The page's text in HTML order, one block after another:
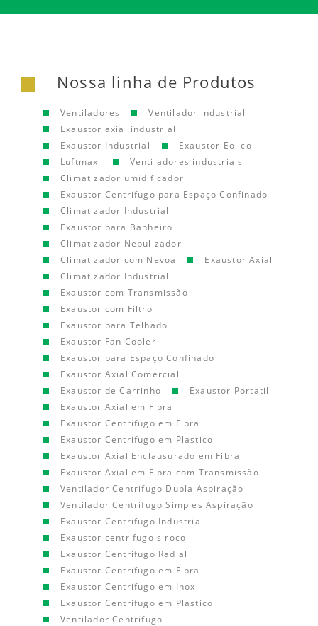
Nossa linha de Produtos
Ventiladores
Ventilador industrial
Exaustor axial industrial
Exaustor Industrial
Exaustor Eolico
Luftmaxi
Ventiladores industriais
Climatizador umidificador
Exaustor Centrifugo para Espaço Confinado
Climatizador Industrial
Exaustor para Banheiro
Climatizador Nebulizador
Climatizador com Nevoa
Exaustor Axial
Climatizador Industrial
Exaustor com Transmissão
Exaustor com Filtro
Exaustor para Telhado
Exaustor Fan Cooler
Exaustor para Espaço Confinado
Exaustor Axial Comercial
Exaustor de Carrinho
Exaustor Portatil
Exaustor Axial em Fibra
Exaustor Centrifugo em Fibra
Exaustor Centrifugo em Plastico
Exaustor Axial Enclausurado em Fibra
Exaustor Axial em Fibra com Transmissão
Ventilador Centrifugo Dupla Aspiração
Ventilador Centrifugo Simples Aspiração
Exaustor Centrifugo Industrial
Exaustor centrifugo siroco
Exaustor Centrifugo Radial
Exaustor Centrifugo em Fibra
Exaustor Centrifugo em Inox
Exaustor Centrifugo em Plastico
Ventilador Centrifugo